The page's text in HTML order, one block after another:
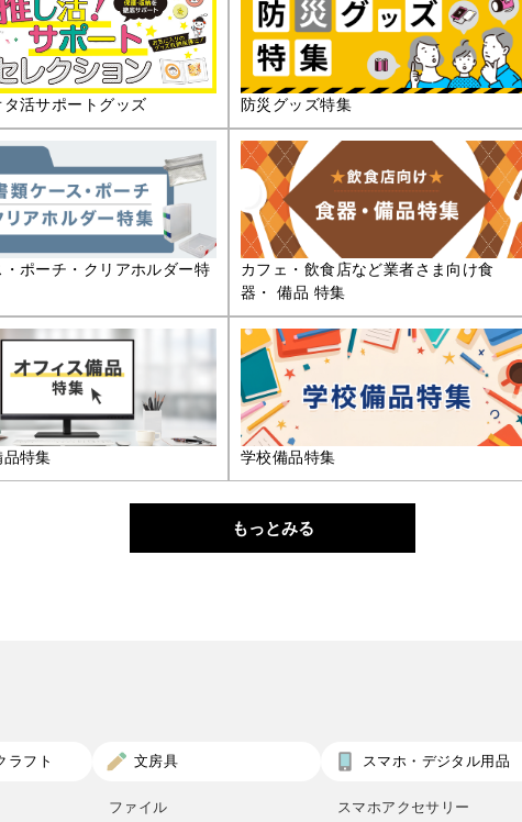
活サポートグッズ 防災グッズ特集
ポーチ・クリアホルダー特
カフェ・飲食店など業者さま向け食
器・ 備品 特集
品特集 学校備品特集
もっとみる
ラフト 文房具
ファイル
スマホ・デジタル用品
スマホアクセサリー